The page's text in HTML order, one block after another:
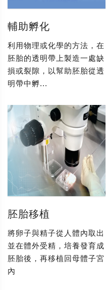
輔助孵化
利用物理或化學的方法，在
胚胎的透明帶上製造一處缺
損或裂隙，以幫助胚胎從透
明帶中孵...
胚胎移植
將卵子與精子從人體內取出
並在體外受精，培養發育成
胚胎後，再移植回母體子宮
內